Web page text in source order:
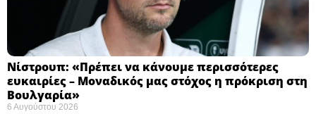
Νίστρουπ: «Πρέπει να κάνουμε περισσότερες
ευκαιρίες – Μοναδικός μας στόχος η πρόκριση στη
Βουλγαρία» ​
6 Αυγούστου 2026